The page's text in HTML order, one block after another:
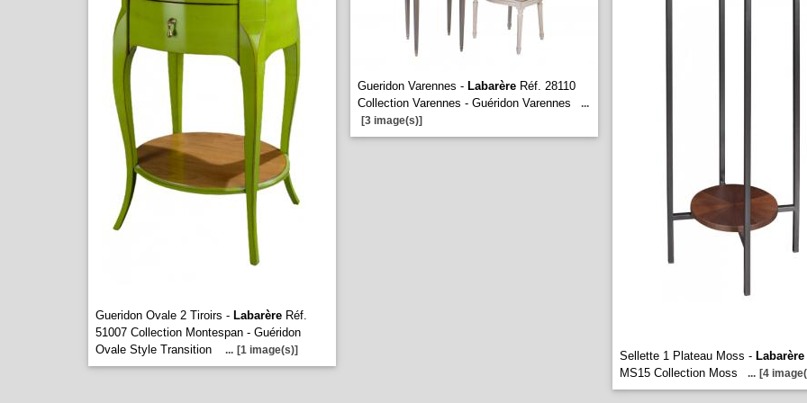
Gueridon Ovale 2 Tiroirs - Labarère Réf.
51007 Collection Montespan - Guéridon
Ovale Style Transition
... [1 image(s)]
Gueridon Varennes - Labarère Réf. 28110
Collection Varennes - Guéridon Varennes
...
[3 image(s)]
Sellette 1 Plateau Moss - Labarère
MS15 Collection Moss
... [4